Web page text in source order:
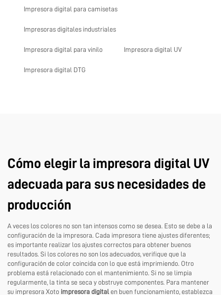
Impresora digital para camisetas
Impresoras digitales industriales
Impresora digital para vinilo Impresora digital UV
Impresora digital DTG
Cómo elegir la impresora digital UV
adecuada para sus necesidades de
producción
A veces los colores no son tan intensos como se desea. Esto se debe a la
configuración de la impresora. Cada impresora tiene ajustes diferentes;
es importante realizar los ajustes correctos para obtener buenos
resultados. Si los colores no son los adecuados, verifique que la
configuración de color coincida con lo que está imprimiendo. Otro
problema está relacionado con el mantenimiento. Si no se limpia
regularmente, la tinta se seca y obstruye componentes. Para mantener
su impresora Xoto impresora digital en buen funcionamiento, establezca